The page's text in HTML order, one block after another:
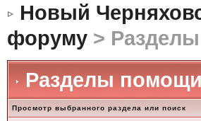
Новый
форуму>
Разделы
Просмотр выбранного раздела или поиск